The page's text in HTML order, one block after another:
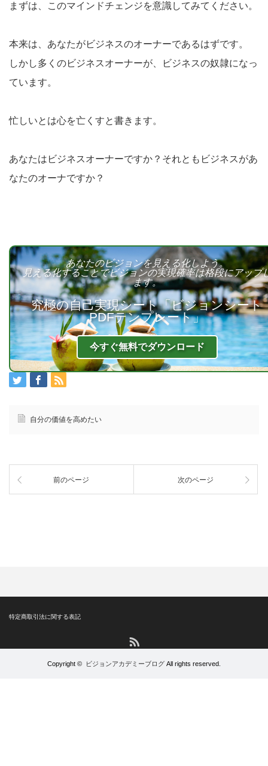
まずは、このマインドチェンジを意識してみてください。
本来は、あなたがビジネスのオーナーであるはずです。
しかし多くのビジネスオーナーが、ビジネスの奴隷になっ
ています。
忙しいとは心を亡くすと書きます。
あなたはビジネスオーナーですか？それともビジネスがあ
なたのオーナですか？
あなたのビジョンを見える化しよう。
見える化することでビジョンの実現確率は格段にアップ
ます。
究極の自己実現シート「ビジョンシート
PDFテンプレート」
今すぐ無料でダウンロード
自分の価値を高めたい
前のページ 次のページ
特定商取引法に関する表記
Copyright © ビジョンアカデミーブログ All rights reserved.